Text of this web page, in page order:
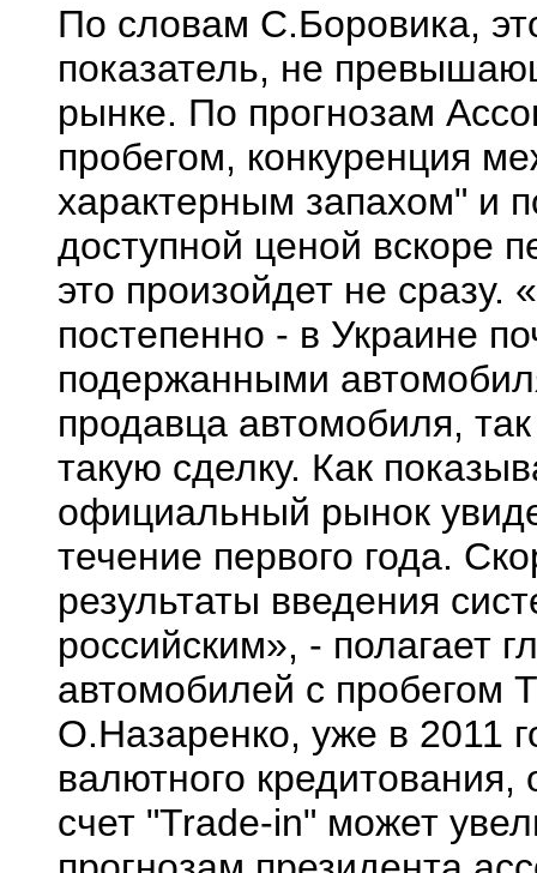
По словам С.Боровика,
показатель, не
рынке. По прогнозам
пробегом, конкуренция
характерным запахом" и
доступной ценой вскоре
это произойдет не сразу.
постепенно - в Украине
подержанными
продавца автомобиля,
такую сделку. Как
официальный рынок
течение первого года.
результаты введения
российским», - полагает
автомобилей с
О.Назаренко, уже в 2011
валютного кредитования,
счет "Trade-in" может